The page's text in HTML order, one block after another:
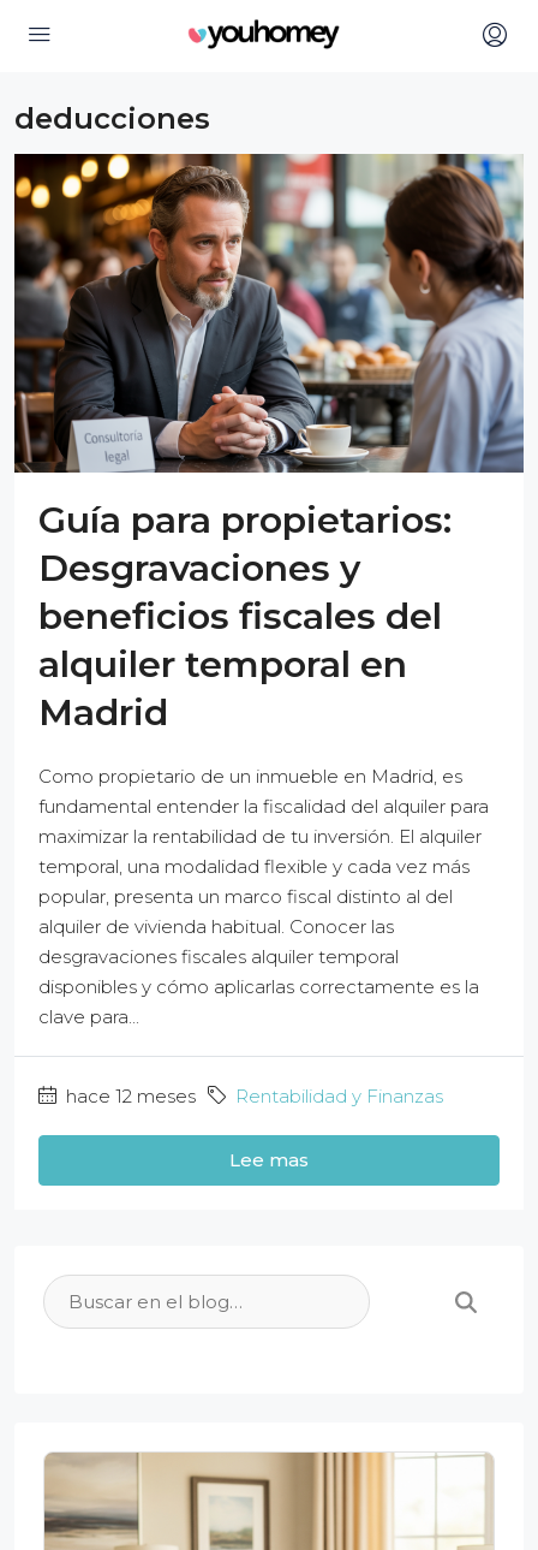
deducciones
Guía para propietarios:
Desgravaciones y
beneficios fiscales del
alquiler temporal en
Madrid
Como propietario de un inmueble en Madrid, es
fundamental entender la fiscalidad del alquiler para
maximizar la rentabilidad de tu inversión. El alquiler
temporal, una modalidad flexible y cada vez más
popular, presenta un marco fiscal distinto al del
alquiler de vivienda habitual. Conocer las
desgravaciones fiscales alquiler temporal
disponibles y cómo aplicarlas correctamente es la
clave para...
hace 12 meses Rentabilidad y Finanzas
Lee mas